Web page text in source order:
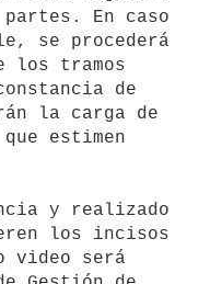
En caso
se procederá
los tramos
de
la carga de
estimen
los incisos
video será